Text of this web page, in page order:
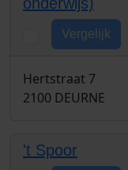
Vergelijk
Hertstraat 7
2100 DEURNE
't Spoor